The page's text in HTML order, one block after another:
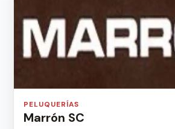
PELUQUERÍAS
Marrón SC